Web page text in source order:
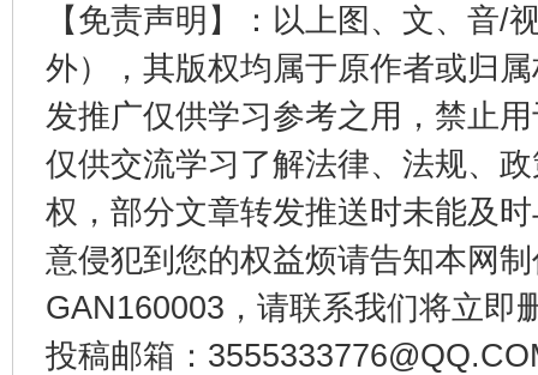
【免责声明】：以上图、文、音/
外），其版权均属于原作者或归
发推广仅供学习参考之用，禁止
仅供交流学习了解法律、法规、
权，部分文章转发推送时未能及
意侵犯到您的权益烦请告知本网
GAN160003，请联系我们将立即
投稿邮箱：